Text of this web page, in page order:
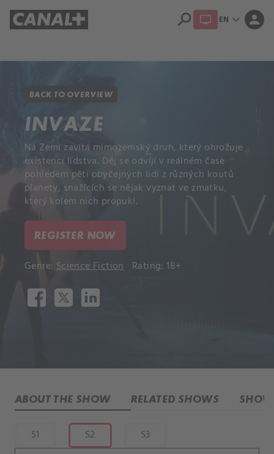
search EN expand_more person
BACK TO OVERVIEW
INVAZE
Na Zemi zavítá mimozemský druh, který ohrožuje
existenci lidstva. Děj se odvíjí v reálném čase
pohledem pěti obyčejných lidí z různých koutů
planety, snažících se nějak vyznat ve zmatku,
který kolem nich propukl.
REGISTER NOW
Genre: Science Fiction Rating: 18+
ABOUT THE SHOW RELATED SHOWS
S1 S2 S3